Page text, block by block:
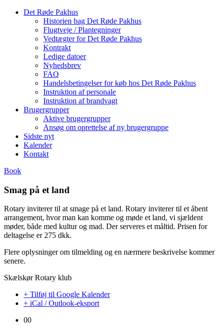
Det Røde Pakhus
Historien bag Det Røde Pakhus
Flugtveje / Plantegninger
Vedtægter for Det Røde Pakhus
Kontrakt
Ledige datoer
Nyhedsbrev
FAQ
Handelsbetingelser for køb hos Det Røde Pakhus
Instruktion af personale
Instruktion af brandvagt
Brugergrupper
Aktive brugergrupper
Ansøg om oprettelse af ny brugergruppe
Sidste nyt
Kalender
Kontakt
Book
Smag på et land
Rotary inviterer til at smage på et land. Rotary inviterer til et åbent
arrangement, hvor man kan komme og møde et land, vi sjældent
møder, både med kultur og mad. Der serveres et måltid. Prisen for
deltagelse er 275 dkk.
Flere oplysninger om tilmelding og en nærmere beskrivelse kommer
senere.
Skælskør Rotary klub
+ Tilføj til Google Kalender
+ iCal / Outlook-eksport
00